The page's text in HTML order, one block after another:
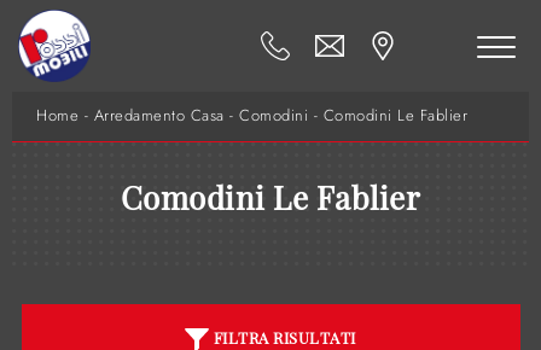
Home - Arredamento Casa - Comodini - Comodini Le Fablier
Comodini Le Fablier
FILTRA RISULTATI